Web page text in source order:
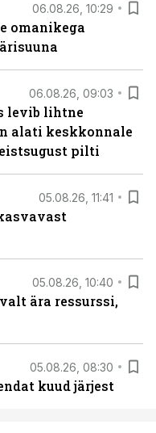
06.08.26, 10:29
omanikega
06.08.26, 09:03
levib lihtne
alati keskkonnale
pilti
05.08.26, 11:41
05.08.26, 10:40
ära ressurssi,
05.08.26, 08:30
kuud järjest